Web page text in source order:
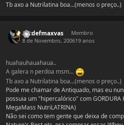
Tb axo a Nutrilatina boa...(menos o preço..)
Extdefmaxvas
Membro
8 de Novembro, 200619 anos
huahauhauahaua..
A galera n perdoa msm...
Tb axo a Nutrilatina boa...(menos o preço..)
Pode me chamar de Antiquado, mas eu
possuia um "hipercalórico" com GORDURA
MegaMass NutriLATRINA)
Não sei como tem gente que deixa de